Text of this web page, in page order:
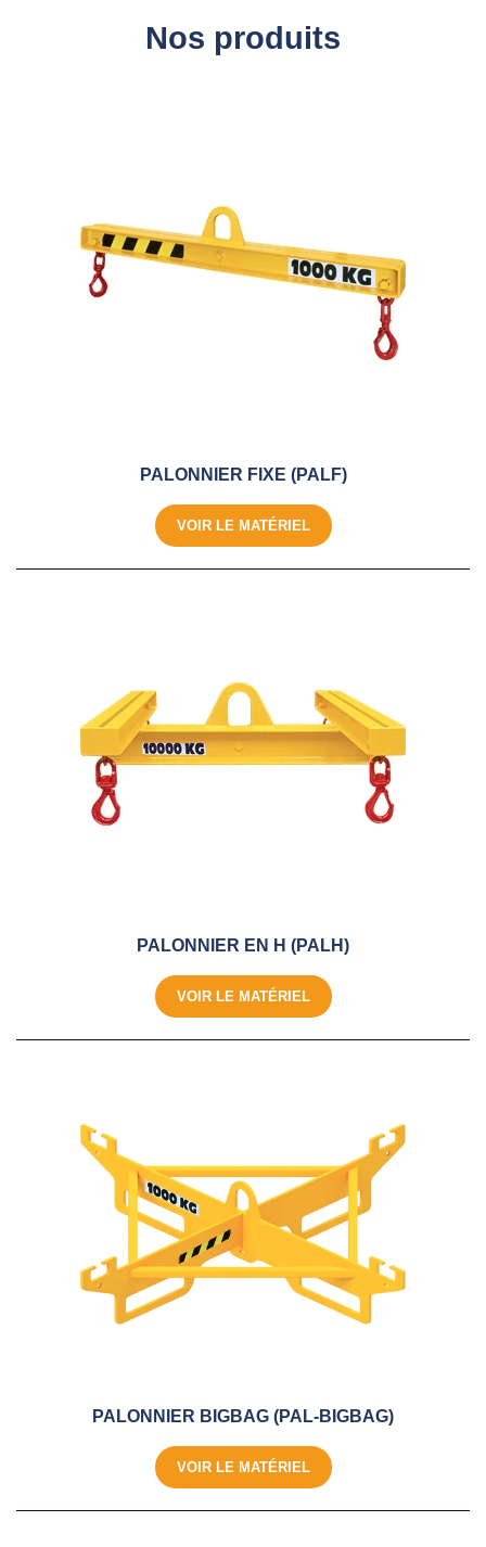
Nos produits
PALONNIER FIXE (PALF)
VOIR LE MATÉRIEL
PALONNIER EN H (PALH)
VOIR LE MATÉRIEL
PALONNIER BIGBAG (PAL-BIGBAG)
VOIR LE MATÉRIEL